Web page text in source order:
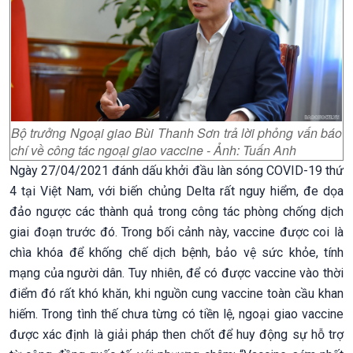
Bộ trưởng Ngoại giao Bùi Thanh Sơn trả lời phỏng vấn báo
chí về công tác ngoại giao vaccine - Ảnh: Tuấn Anh
Ngày 27/04/2021 đánh dấu khởi đầu làn sóng COVID-19 thứ
4 tại Việt Nam, với biến chủng Delta rất nguy hiểm, đe dọa
đảo ngược các thành quả trong công tác phòng chống dịch
giai đoạn trước đó. Trong bối cảnh này, vaccine được coi là
chìa khóa để khống chế dịch bệnh, bảo vệ sức khỏe, tính
mạng của người dân. Tuy nhiên, để có được vaccine vào thời
điểm đó rất khó khăn, khi nguồn cung vaccine toàn cầu khan
hiếm. Trong tình thế chưa từng có tiền lệ, ngoại giao vaccine
được xác định là giải pháp then chốt để huy động sự hỗ trợ